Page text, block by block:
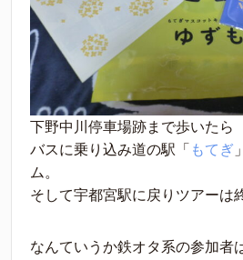
下野中川停車場跡まで歩いたら
バスに乗り込み道の駅「 もてぎ
ム。
そして宇都宮駅に戻りツアーは
なんていうか鉄オタ系の参加者